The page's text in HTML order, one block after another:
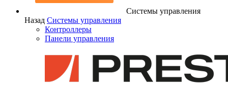
Системы управления
Назад Системы управления
Контроллеры
Панели управления